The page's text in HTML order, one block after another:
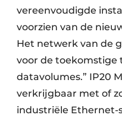
vereenvoudigde
voorzien van de
Het netwerk van de
voor de toekomstige
datavolumes.” IP20
verkrijgbaar met of
industriële Ethernet-